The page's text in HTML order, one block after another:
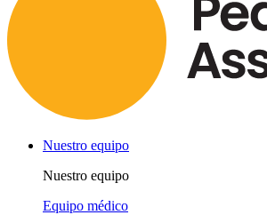
Nuestro equipo
Nuestro equipo
Equipo médico